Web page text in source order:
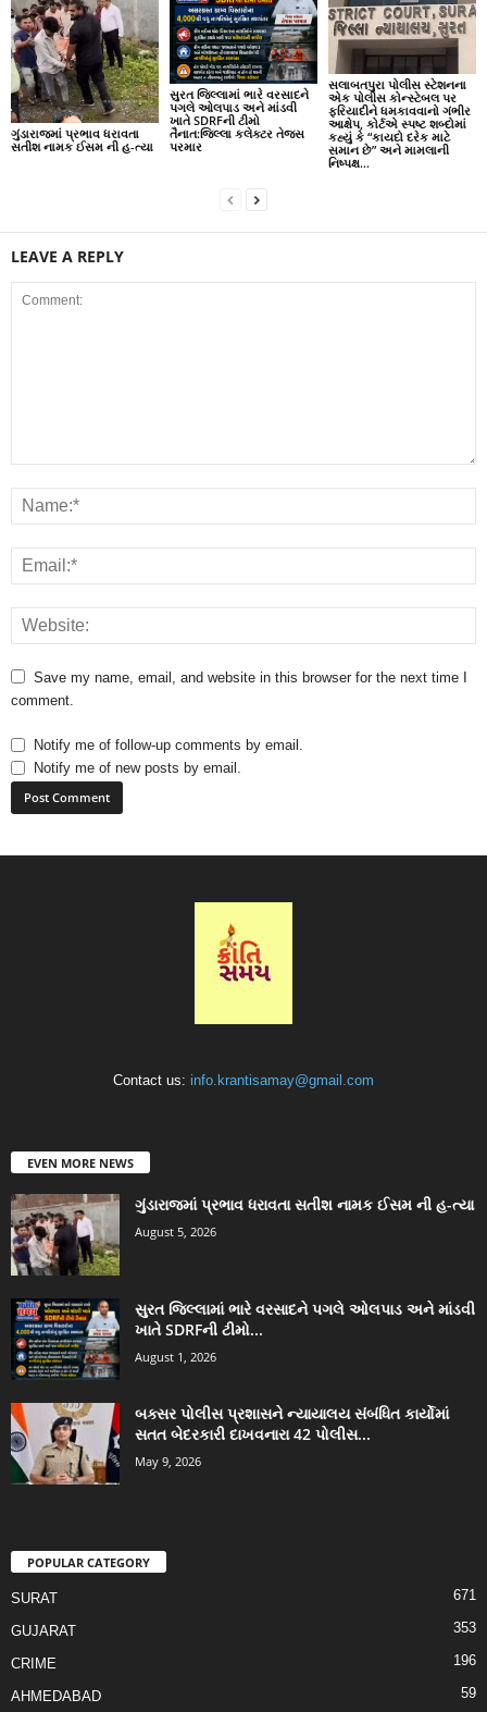
ગુંડારાજમાં પ્રભાવ ધરાવતા
સતીશ નામક ઈસમ ની હ-ત્યા
સુરત જિલ્લામાં ભારે વરસાદને
પગલે ઓલપાડ અને માંડવી
ખાતે SDRFની ટીમો
તૈનાત:જિલ્લા કલેક્ટર તેજસ
પરમાર
સલાબતપુરા પોલીસ સ્ટેશનના
એક પોલીસ કોન્સ્ટેબલ પર
ફરિયાદીને ધમકાવવાનો ગંભીર
આક્ષેપ, કોર્ટએ સ્પષ્ટ શબ્દોમાં
કહ્યું કે “કાયદો દરેક માટે
સમાન છે” અને મામલાની
નિષ્પક્ષ...
LEAVE A REPLY
Save my name, email, and website in this browser for the next time I
comment.
Notify me of follow-up comments by email.
Notify me of new posts by email.
Contact us: info.krantisamay@gmail.com
EVEN MORE NEWS
ગુંડારાજમાં પ્રભાવ ધરાવતા સતીશ નામક ઈસમ ની હ-ત્યા
August 5, 2026
સુરત જિલ્લામાં ભારે વરસાદને પગલે ઓલપાડ અને માંડવી
ખાતે SDRFની ટીમો...
August 1, 2026
બક્સર પોલીસ પ્રશાસને ન્યાયાલય સંબંધિત કાર્યોમાં
સતત બેદરકારી દાખવનારા 42 પોલીસ...
May 9, 2026
POPULAR CATEGORY
SURAT 671
GUJARAT 353
CRIME 196
AHMEDABAD 59